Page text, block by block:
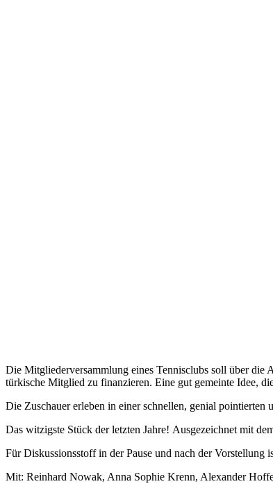
Die Mitgliederversammlung eines Tennisclubs soll über die
türkische Mitglied zu finanzieren. Eine gut gemeinte Idee,
Die Zuschauer erleben in einer schnellen, genial
Das witzigste Stück der letzten Jahre!
Für Diskussionsstoff in der Pause und nach der Vorstellung
Mit: Reinhard Nowak, Anna Sophie Krenn, Alexander